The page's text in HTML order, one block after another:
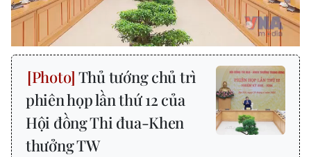
Video
Thủ tướng chủ trì
phiên họp lần thứ 12 của
Hội đồng Thi đua-Khen
thưởng TW